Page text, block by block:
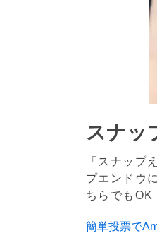
スナッ
「スナップ
プエンドウ
ちらでもOK
簡単投票で